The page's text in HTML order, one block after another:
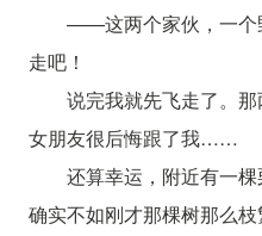
——这两个家伙，一个
走吧！
说完我就先飞走了。
女朋友很后悔跟了我……
还算幸运，附近有一
确实不如刚才那棵树那么